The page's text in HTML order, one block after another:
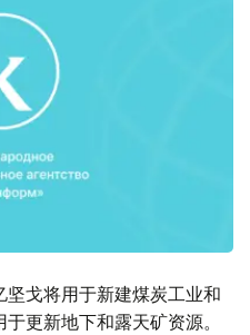
戈将用于新建煤炭工业和
更新地下和露天矿资源。